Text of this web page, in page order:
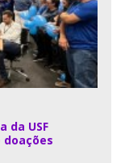
da USF